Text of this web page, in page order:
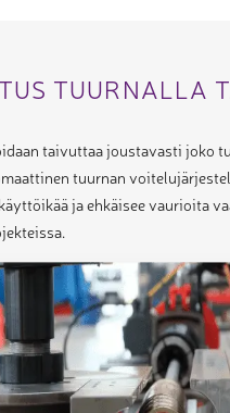
TUURNALLA
taivuttaa joustavasti joko
tuurnan
ja ehkäisee vaurioita